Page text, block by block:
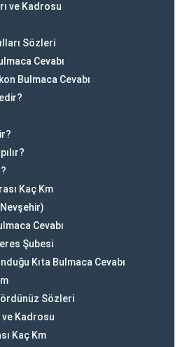
ve Kadrosu
Sözleri
Cevabı
Bulmaca Cevabı
Kaç Km
Cevabı
Şubesi
Kıta Bulmaca Cevabı
Sözleri
ve Kadrosu
Kaç Km